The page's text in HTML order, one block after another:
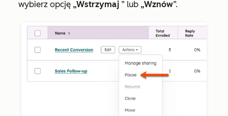
wybierz opcję „Wstrzymaj ” lub „Wznów”.